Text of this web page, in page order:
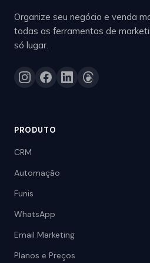
Organize seu negócio e venda
todas as ferramentas de
só lugar.
PRODUTO
CRM
Automação
Funis
WhatsApp
Email Marketing
Planos e Preços